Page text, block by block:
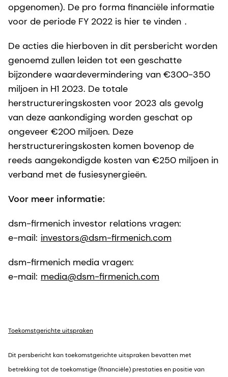
opgenomen). De pro forma financiële informatie
voor de periode FY 2022 is hier te vinden .
De acties die hierboven in dit persbericht worden
genoemd zullen leiden tot een geschatte
bijzondere waardevermindering van €300-350
miljoen in H1 2023. De totale
herstructureringskosten voor 2023 als gevolg
van deze aankondiging worden geschat op
ongeveer €200 miljoen. Deze
herstructureringskosten komen bovenop de
reeds aangekondigde kosten van €250 miljoen in
verband met de fusiesynergieën.
Voor meer informatie:
dsm-firmenich investor relations vragen:
e-mail: investors@dsm-firmenich.com
dsm-firmenich media vragen:
e-mail: media@dsm-firmenich.com
Toekomstgerichte uitspraken
Dit persbericht kan toekomstgerichte uitspraken bevatten met
betrekking tot de toekomstige (financiële) prestaties en positie van